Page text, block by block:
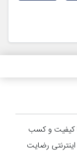
کیفیت و کسب
رضایت